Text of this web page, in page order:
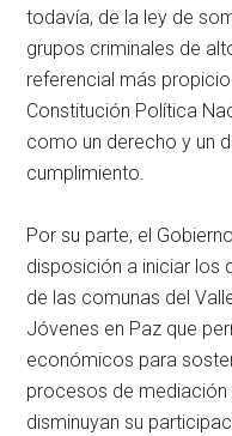
todavía, de la ley de
grupos criminales de
referencial más
Constitución Política
como un derecho y un
cumplimiento.
Por su parte, el
disposición a iniciar los
de las comunas del
Jóvenes en Paz que
económicos para
procesos de
disminuyan su